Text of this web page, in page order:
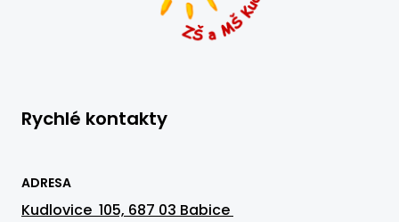
Rychlé kontakty
ADRESA
Kudlovice 105, 687 03 Babice